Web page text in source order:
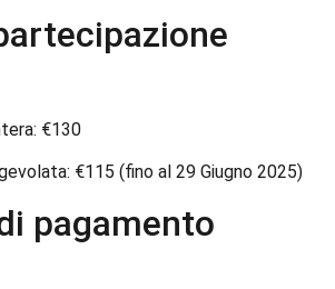
€130
€115 (fino al 29 Giugno 2025)
pagamento